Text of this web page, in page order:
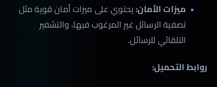
ميزات الأمان:يحتوي على ميزات أمان قوية مثل
تصفية الرسائل غير المرغوب فيها، والتشفير
التلقائي للرسائل.
روابط التحميل: